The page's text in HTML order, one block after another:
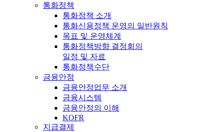
통화정책
통화정책 소개
통화신용정책 운영의 일반원칙
목표 및 운영체계
통화정책방향 결정회의
일정 및 자료
통화정책수단
금융안정
금융안정업무 소개
금융시스템
금융안정의 이해
KOFR
지급결제